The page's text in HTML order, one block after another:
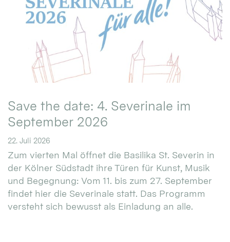
Save the date: 4. Severinale im
September 2026
22. Juli 2026
Zum vierten Mal öffnet die Basilika St. Severin in
der Kölner Südstadt ihre Türen für Kunst, Musik
und Begegnung: Vom 11. bis zum 27. September
findet hier die Severinale statt. Das Programm
versteht sich bewusst als Einladung an alle.